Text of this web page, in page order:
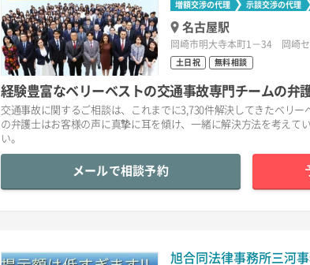
増額交渉の代理 示談交渉の代理
名古屋駅
岡崎市明大寺本町1－34 岡崎
土日祝 無料相談
経験豊富なベリーベストの交通事故専門チームの弁
交通事故に関するご相談は、これまでに3,730件解決してきたベリ
の弁護士はお客様の声に真摯に耳を傾け、一緒に解決方法を考えて
い。
メールで相談予約
旭合同法律事務所三河